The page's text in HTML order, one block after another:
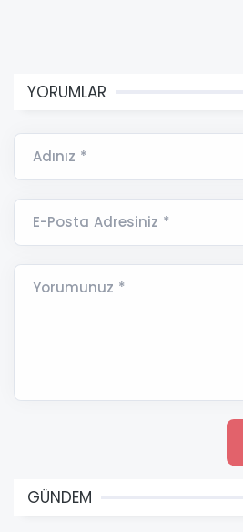
YORUMLAR
Adınız *
E-Posta Adresiniz *
Yorumunuz *
GÜNDEM